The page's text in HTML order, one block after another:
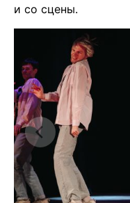
и со сцены.